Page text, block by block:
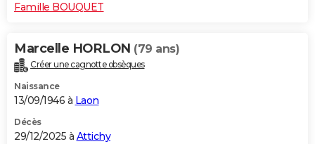
Famille BOUQUET
Marcelle HORLON (79 ans)
Créer une cagnotte obsèques
Naissance
13/09/1946 à Laon
Décès
29/12/2025 à Attichy